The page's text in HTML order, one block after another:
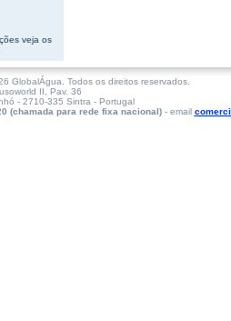
veja os
GlobalÁgua. Todos os direitos reservados.
II, Pav. 36
- 2710-335 Sintra - Portugal
(chamada para rede fixa nacional)- email